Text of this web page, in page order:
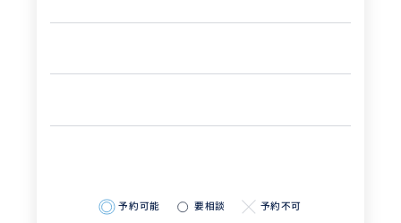
予約可能 要相談 予約不可